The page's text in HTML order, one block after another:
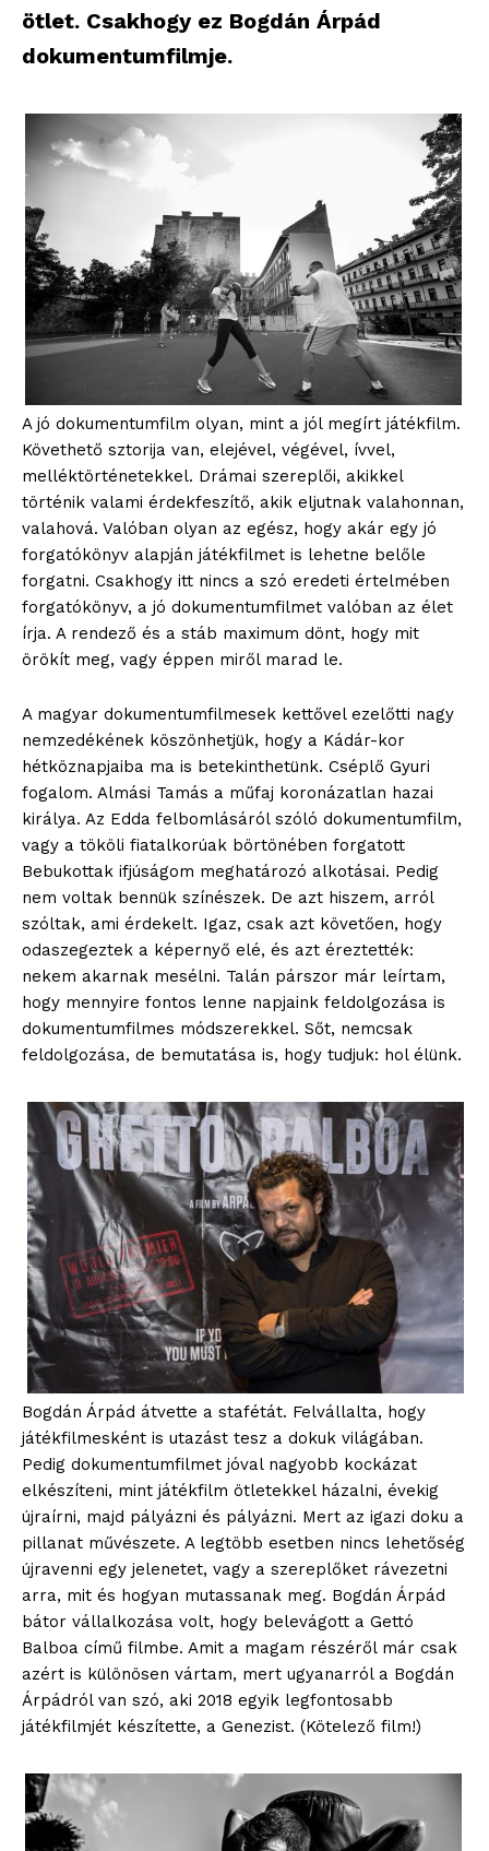
ötlet. Csakhogy ez Bogdán Árpád
dokumentumfilmje.
A jó dokumentumfilm olyan, mint a jól megírt játékfilm.
Követhető sztorija van, elejével, végével, ívvel,
melléktörténetekkel. Drámai szereplői, akikkel
történik valami érdekfeszítő, akik eljutnak valahonnan,
valahová. Valóban olyan az egész, hogy akár egy jó
forgatókönyv alapján játékfilmet is lehetne belőle
forgatni. Csakhogy itt nincs a szó eredeti értelmében
forgatókönyv, a jó dokumentumfilmet valóban az élet
írja. A rendező és a stáb maximum dönt, hogy mit
örökít meg, vagy éppen miről marad le.
A magyar dokumentumfilmesek kettővel ezelőtti nagy
nemzedékének köszönhetjük, hogy a Kádár-kor
hétköznapjaiba ma is betekinthetünk. Cséplő Gyuri
fogalom. Almási Tamás a műfaj koronázatlan hazai
királya. Az Edda felbomlásáról szóló dokumentumfilm,
vagy a tököli fiatalkorúak börtönében forgatott
Bebukottak ifjúságom meghatározó alkotásai. Pedig
nem voltak bennük színészek. De azt hiszem, arról
szóltak, ami érdekelt. Igaz, csak azt követően, hogy
odaszegeztek a képernyő elé, és azt éreztették:
nekem akarnak mesélni. Talán párszor már leírtam,
hogy mennyire fontos lenne napjaink feldolgozása is
dokumentumfilmes módszerekkel. Sőt, nemcsak
feldolgozása, de bemutatása is, hogy tudjuk: hol élünk.
Bogdán Árpád átvette a stafétát. Felvállalta, hogy
játékfilmesként is utazást tesz a dokuk világában.
Pedig dokumentumfilmet jóval nagyobb kockázat
elkészíteni, mint játékfilm ötletekkel házalni, évekig
újraírni, majd pályázni és pályázni. Mert az igazi doku a
pillanat művészete. A legtöbb esetben nincs lehetőség
újravenni egy jelenetet, vagy a szereplőket rávezetni
arra, mit és hogyan mutassanak meg. Bogdán Árpád
bátor vállalkozása volt, hogy belevágott a Gettó
Balboa című filmbe. Amit a magam részéről már csak
azért is különösen vártam, mert ugyanarról a Bogdán
Árpádról van szó, aki 2018 egyik legfontosabb
játékfilmjét készítette, a Genezist. (Kötelező film!)